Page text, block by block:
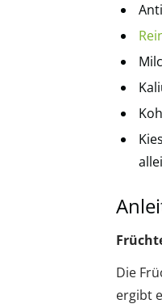
Die
ergibt